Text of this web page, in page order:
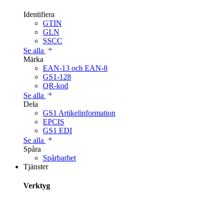
Identifiera
GTIN
GLN
SSCC
Se alla
Märka
EAN-13 och EAN-8
GS1-128
QR-kod
Se alla
Dela
GS1 Artikelinformation
EPCIS
GS1 EDI
Se alla
Spåra
Spårbarhet
Tjänster
Verktyg